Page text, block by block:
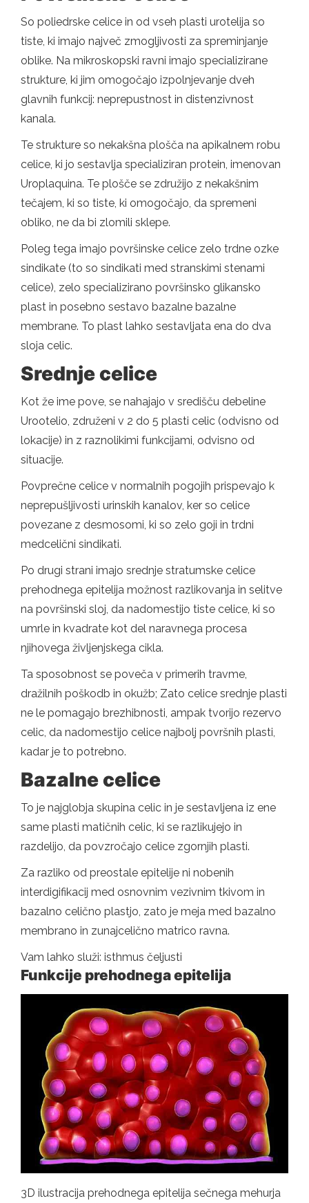
So poliedrske celice in od vseh plasti urotelija so
tiste, ki imajo največ zmogljivosti za spreminjanje
oblike. Na mikroskopski ravni imajo specializirane
strukture, ki jim omogočajo izpolnjevanje dveh
glavnih funkcij: neprepustnost in distenzivnost
kanala.
Te strukture so nekakšna plošča na apikalnem robu
celice, ki jo sestavlja specializiran protein, imenovan
Uroplaquina. Te plošče se združijo z nekakšnim
tečajem, ki so tiste, ki omogočajo, da spremeni
obliko, ne da bi zlomili sklepe.
Poleg tega imajo površinske celice zelo trdne ozke
sindikate (to so sindikati med stranskimi stenami
celice), zelo specializirano površinsko glikansko
plast in posebno sestavo bazalne bazalne
membrane. To plast lahko sestavljata ena do dva
sloja celic.
Srednje celice
Kot že ime pove, se nahajajo v središču debeline
Urootelio, združeni v 2 do 5 plasti celic (odvisno od
lokacije) in z raznolikimi funkcijami, odvisno od
situacije.
Povprečne celice v normalnih pogojih prispevajo k
neprepušljivosti urinskih kanalov, ker so celice
povezane z desmosomi, ki so zelo goji in trdni
medcelični sindikati.
Po drugi strani imajo srednje stratumske celice
prehodnega epitelija možnost razlikovanja in selitve
na površinski sloj, da nadomestijo tiste celice, ki so
umrle in kvadrate kot del naravnega procesa
njihovega življenjskega cikla.
Ta sposobnost se poveča v primerih travme,
dražilnih poškodb in okužb; Zato celice srednje plasti
ne le pomagajo brezhibnosti, ampak tvorijo rezervo
celic, da nadomestijo celice najbolj površnih plasti,
kadar je to potrebno.
Bazalne celice
To je najglobja skupina celic in je sestavljena iz ene
same plasti matičnih celic, ki se razlikujejo in
razdelijo, da povzročajo celice zgornjih plasti.
Za razliko od preostale epitelije ni nobenih
interdigifikacij med osnovnim vezivnim tkivom in
bazalno celično plastjo, zato je meja med bazalno
membrano in zunajcelično matrico ravna.
Vam lahko služi: isthmus čeljusti
Funkcije prehodnega epitelija
3D ilustracija prehodnega epitelija sečnega mehurja